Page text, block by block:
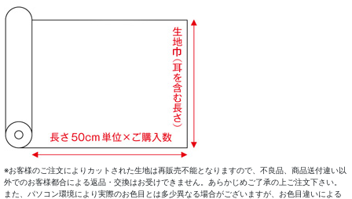
※お客様のご注文によりカットされた生地は再販売不能となりますので、不良品、商品送付違い以
外でのお客様都合による返品・交換はお受けできません。あらかじめご了承の上ご注文下さい。
また、パソコン環境により実際のお色目とは多少異なる場合がございますが、お色目違いによる